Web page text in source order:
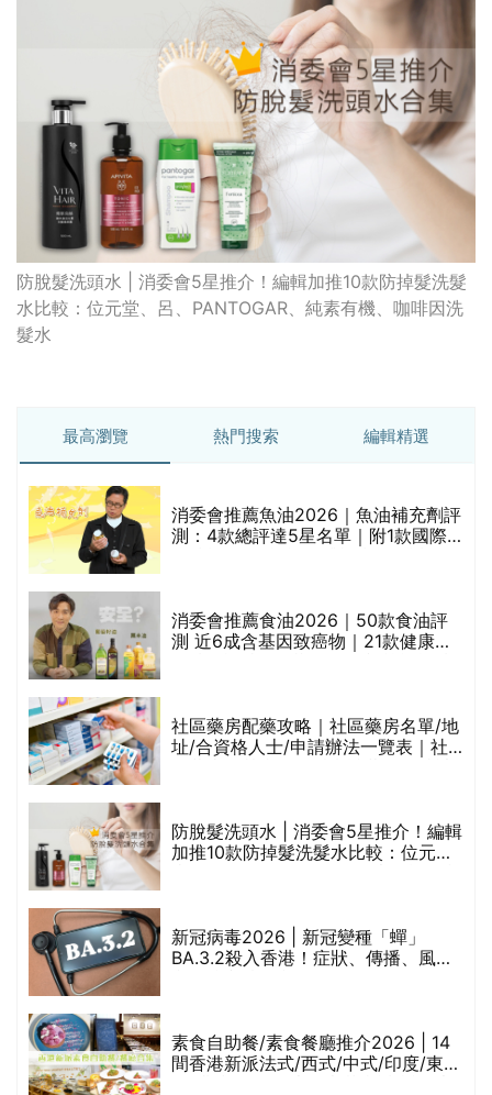
防脫髮洗頭水 | 消委會5星推介！編輯加推10款防掉髮洗髮
水比較：位元堂、呂、PANTOGAR、純素有機、咖啡因洗
髮水
最高瀏覽 熱門搜索 編輯精選
消委會推薦魚油2026｜魚油補充劑評
測：4款總評達5星名單｜附1款國際
消委會推薦食油2026｜50款食油評
測 近6成含基因致癌物｜21款健康煮
社區藥房配藥攻略｜社區藥房名單/地
址/合資格人士/申請辦法一覽表｜社
防脫髮洗頭水 | 消委會5星推介！編輯
加推10款防掉髮洗髮水比較：位元
新冠病毒2026 | 新冠變種「蟬」
BA.3.2殺入香港！症狀、傳播、風險
素食自助餐/素食餐廳推介2026 | 14
間香港新派法式/西式/中式/印度/東南